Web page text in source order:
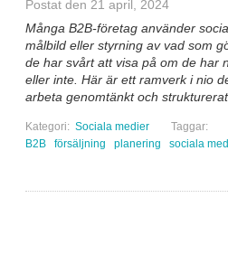
Postat den 21 april, 2024
Många B2B-företag använder
målbild eller styrning av vad som
de har svårt att visa på om de har
eller inte. Här är ett ramverk i nio
arbeta genomtänkt och strukturerat.
Kategori: Sociala medier
Taggar:
B2B
försäljning planering sociala